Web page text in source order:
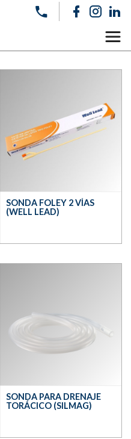
SONDA FOLEY 2 VÍAS
(WELL LEAD)
SONDA PARA DRENAJE
TORÁCICO (SILMAG)